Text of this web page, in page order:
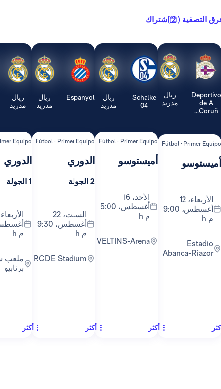
) اشتراك
ريال
مدريد
Fútbol
أغسطس، 9:00
Schalke
04
ريال
مدريد
Fútbol · Primer Equipo
أميستوسو
الأحد، 16
أغسطس، 5:00
م h
VELTINS-Arena
Espanyol
ريال
Fútbol · Primer Equipo
الدوري
أغسطس، 9:30
RCDE Stadium
ريال
مدريد
Real
Sociedad
Fútbol · Primer Equipo
الدوري
1 الجولة
الأربعاء، 26
أغسطس، 9:00
ملعب سانتياغو